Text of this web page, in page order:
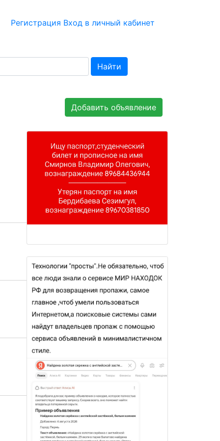
Регистрация Вход в личный кабинет
Найти
Добавить объявление